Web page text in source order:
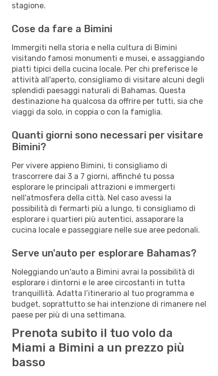
stagione.
Cose da fare a Bimini
Immergiti nella storia e nella cultura di Bimini
visitando famosi monumenti e musei, e assaggiando
piatti tipici della cucina locale. Per chi preferisce le
attività all'aperto, consigliamo di visitare alcuni degli
splendidi paesaggi naturali di Bahamas. Questa
destinazione ha qualcosa da offrire per tutti, sia che
viaggi da solo, in coppia o con la famiglia.
Quanti giorni sono necessari per visitare
Bimini?
Per vivere appieno Bimini, ti consigliamo di
trascorrere dai 3 a 7 giorni, affinché tu possa
esplorare le principali attrazioni e immergerti
nell'atmosfera della città. Nel caso avessi la
possibilità di fermarti più a lungo, ti consigliamo di
esplorare i quartieri più autentici, assaporare la
cucina locale e passeggiare nelle sue aree pedonali.
Serve un'auto per esplorare Bahamas?
Noleggiando un'auto a Bimini avrai la possibilità di
esplorare i dintorni e le aree circostanti in tutta
tranquillità. Adatta l’itinerario al tuo programma e
budget, soprattutto se hai intenzione di rimanere nel
paese per più di una settimana.
Prenota subito il tuo volo da
Miami a Bimini a un prezzo più
basso